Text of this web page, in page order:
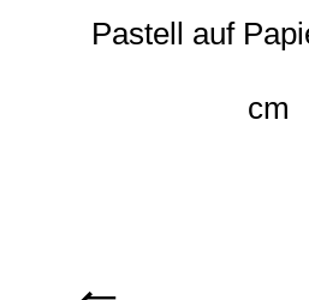
Pastell auf
cm